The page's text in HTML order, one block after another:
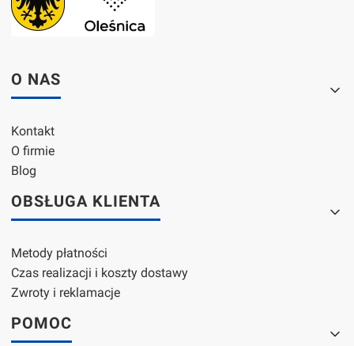
Linki w stopce
O NAS
Kontakt
O firmie
Blog
OBSŁUGA KLIENTA
Metody płatności
Czas realizacji i koszty dostawy
Zwroty i reklamacje
POMOC